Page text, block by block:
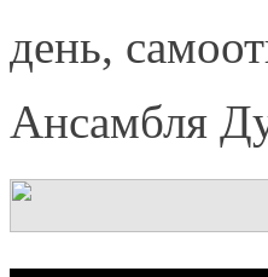
день,
Ансамбля